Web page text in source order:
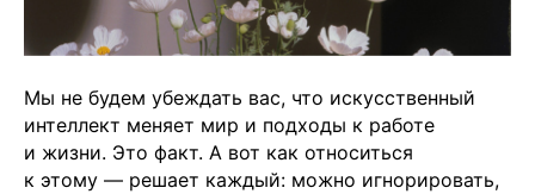
Мы не будем убеждать вас, что искусственный
интеллект меняет мир и подходы к работе
и жизни. Это факт. А вот как относиться
к этому — решает каждый: можно игнорировать,